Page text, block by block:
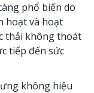
phổ biến do
hoạt và hoạt
thải không thoát
tiếp đến sức
không hiệu